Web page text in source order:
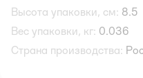
Высота упаковки, см: 8.5
Вес упаковки, кг: 0.036
Страна производства: